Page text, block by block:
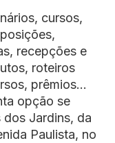
cursos,
recepções e
roteiros
prêmios…
opção se
dos Jardins, da
Paulista, no